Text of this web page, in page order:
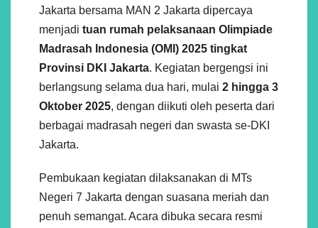
Jakarta bersama MAN 2 Jakarta dipercaya
menjadi tuan rumah pelaksanaan Olimpiade
Madrasah Indonesia (OMI) 2025 tingkat
Provinsi DKI Jakarta. Kegiatan bergengsi ini
berlangsung selama dua hari, mulai 2 hingga 3
Oktober 2025, dengan diikuti oleh peserta dari
berbagai madrasah negeri dan swasta se-DKI
Jakarta.
Pembukaan kegiatan dilaksanakan di MTs
Negeri 7 Jakarta dengan suasana meriah dan
penuh semangat. Acara dibuka secara resmi